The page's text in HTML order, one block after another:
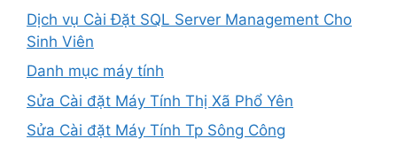
Dịch vụ Cài Đặt SQL Server Management Cho
Sinh Viên
Danh mục máy tính
Sửa Cài đặt Máy Tính Thị Xã Phổ Yên
Sửa Cài đặt Máy Tính Tp Sông Công